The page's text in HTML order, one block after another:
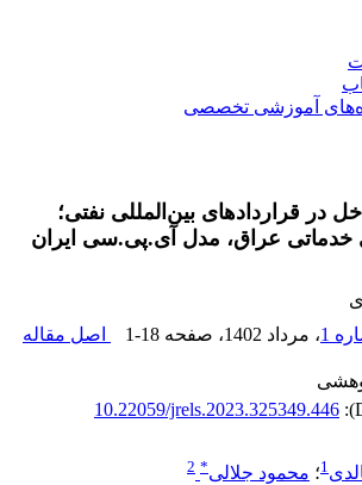
آموزشی تخصصی
در قراردادهای بین‌‌المللی نفتی؛
خدماتی عراق، مدل آی.پی.سی‏ ایران
، مرداد 1402 ، صفحه 1-18
اصل مقاله
10.22059/jrels.2023.325349.446
1؛ محمود جلالی*
2